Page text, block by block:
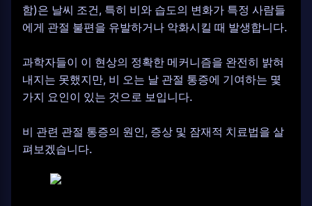
함)은 날씨 조건, 특히 비와 습도의 변화가 특정 사람들
에게 관절 불편을 유발하거나 악화시킬 때 발생합니다.
과학자들이 이 현상의 정확한 메커니즘을 완전히 밝혀
내지는 못했지만, 비 오는 날 관절 통증에 기여하는 몇
가지 요인이 있는 것으로 보입니다.
비 관련 관절 통증의 원인, 증상 및 잠재적 치료법을 살
펴보겠습니다.